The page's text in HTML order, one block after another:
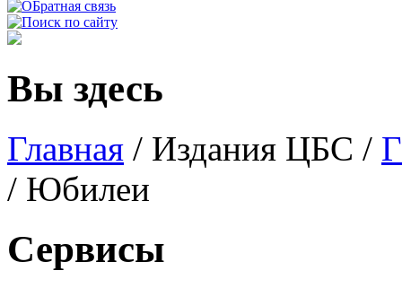
Вы здесь
Главная / Издания ЦБС /
/ Юбилеи
Сервисы